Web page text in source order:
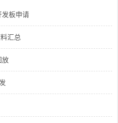
发板申请
汇总
放